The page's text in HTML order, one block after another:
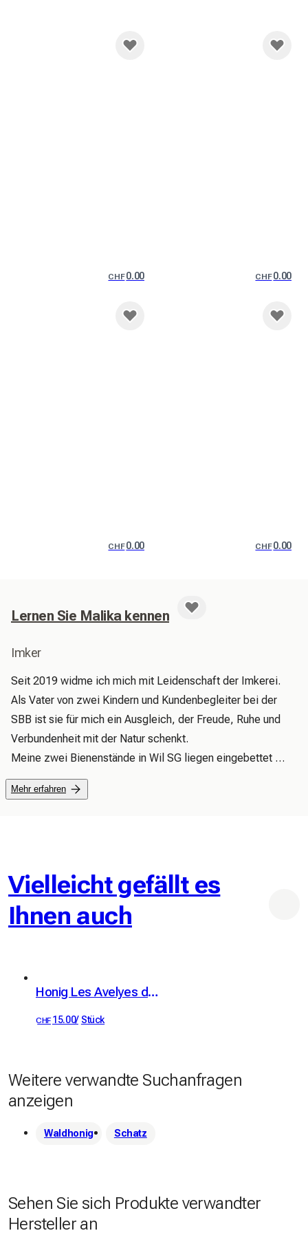
CHF0.00 CHF0.00
CHF0.00 CHF0.00
Lernen Sie Malika kennen
Imker
Seit 2019 widme ich mich mit Leidenschaft der Imkerei.
Als Vater von zwei Kindern und Kundenbegleiter bei der
SBB ist sie für mich ein Ausgleich, der Freude, Ruhe und
Verbundenheit mit der Natur schenkt.
Meine zwei Bienenstände in Wil SG liegen eingebettet
zwischen Wäldern und Obstbäumen. Die Vielfalt der Blüten
schenkt meinen Bienen aromatischen, charaktervollen
Mehr erfahren
Vielleicht gefällt es
Ihnen auch
Honig Les Avelyes de Fermens
CHF 15.00/ Stück
Weitere verwandte Suchanfragen
anzeigen
Waldhonig Schatz
Sehen Sie sich Produkte verwandter
Hersteller an